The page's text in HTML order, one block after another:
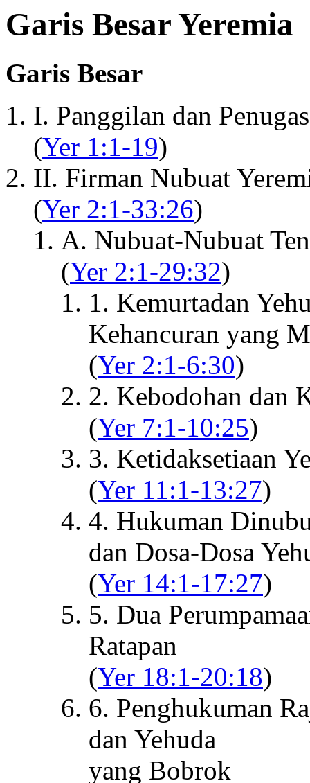
Garis Besar Yeremia
Garis Besar
I. Panggilan dan
(Yer 1:1-19)
II. Firman Nubuat
(Yer 2:1-33:26)
A. Nubuat-Nubuat
(Yer 2:1-29:32)
1. Kemurtadan
Kehancuran yang
(Yer 2:1-6:30)
2. Kebodohan dan
(Yer 7:1-10:25)
3. Ketidaksetiaan
(Yer 11:1-13:27)
4. Hukuman
dan Dosa-Dosa
(Yer 14:1-17:27)
5. Dua
Ratapan
(Yer 18:1-20:18)
6. Penghukuman
dan Yehuda
yang Bobrok